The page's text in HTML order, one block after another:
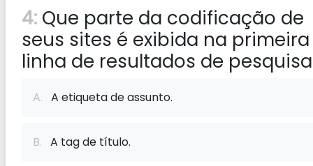
4: Que parte da codificação de
seus sites é exibida na primeira
linha de resultados de
A. A etiqueta de assunto.
B. A tag de título.